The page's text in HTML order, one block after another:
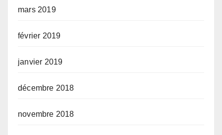
mars 2019
février 2019
janvier 2019
décembre 2018
novembre 2018